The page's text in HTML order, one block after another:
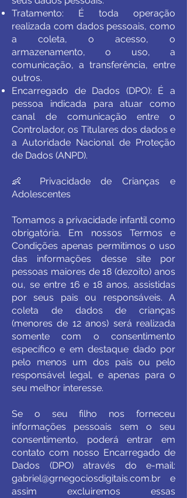
Tratamento: É toda operação
realizada com dados pessoais, como
a coleta, o acesso, o
armazenamento, o uso, a
comunicação, a transferência, entre
outros.
Encarregado de Dados (DPO): É a
pessoa indicada para atuar como
canal de comunicação entre o
Controlador, os Titulares dos dados e
a Autoridade Nacional de Proteção
de Dados (ANPD).
👶 Privacidade de Crianças e
Adolescentes
Tomamos a privacidade infantil como
obrigatória. Em nossos Termos e
Condições apenas permitimos o uso
das informações desse site por
pessoas maiores de 18 (dezoito) anos
ou, se entre 16 e 18 anos, assistidas
por seus pais ou responsáveis. A
coleta de dados de crianças
(menores de 12 anos) será realizada
somente com o consentimento
específico e em destaque dado por
pelo menos um dos pais ou pelo
responsável legal, e apenas para o
seu melhor interesse.
Se o seu filho nos forneceu
informações pessoais sem o seu
consentimento, poderá entrar em
contato com nosso Encarregado de
Dados (DPO) através do e-mail:
gabriel@grnegociosdigitais.com.br e
assim excluiremos essas